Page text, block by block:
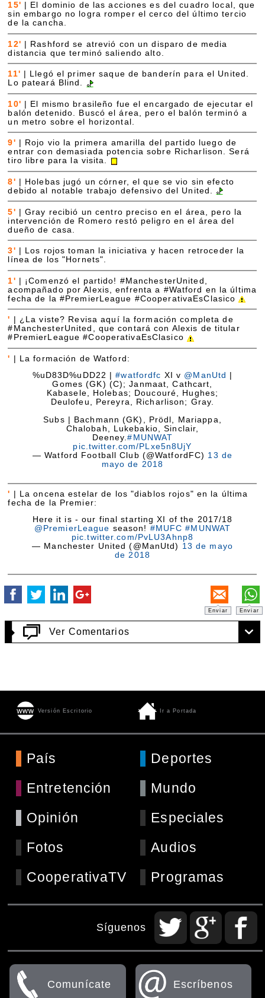
15'
El dominio de las acciones es del cuadro local, que
sin embargo no logra romper el cerco del último tercio
de la cancha.
12' | Rashford se atrevió con un disparo de media
distancia que terminó saliendo alto.
11'
Llegó el primer saque de banderín para el United.
Lo pateará Blind.
10'
El mismo brasileño fue el encargado de ejecutar el
balón detenido. Buscó el área, pero el balón terminó a
un metro sobre el horizontal.
9'
Rojo vio la primera amarilla del partido luego de
entrar con demasiada potencia sobre Richarlison. Será
tiro libre para la visita.
8'
Holebas jugó un córner, el que se vio sin efecto
debido al notable trabajo defensivo del United.
5' |Gray recibió un centro preciso en el área, pero la
intervención de Romero restó peligro en el área del
dueño de casa.
3'
Los rojos toman la iniciativa y hacen retroceder la
línea de los "Hornets".
1' | ¡Comenzó el partido! #ManchesterUnited,
acompañado por Alexis, enfrenta a #Watford en la última
fecha de la #PremierLeague #CooperativaEsClasico
'
¿La viste? Revisa aquí la formación completa de
#ManchesterUnited, que contará con Alexis de titular
#PremierLeague #CooperativaEsClasico
'
La formación de Watford:
%uD83D%uDD22 |#watfordfc XI v @ManUtd
Gomes (GK) (C); Janmaat, Cathcart,
Kabasele, Holebas; Doucouré, Hughes;
Deulofeu, Pereyra, Richarlison; Gray.
Subs | Bachmann (GK), Prödl, Mariappa,
Chalobah, Lukebakio, Sinclair,
Deeney.#MUNWAT
pic.twitter.com/PLxe5n8UjY
— Watford Football Club (@WatfordFC) 13 de
mayo de 2018
' | La oncena estelar de los "diablos rojos" en la última
fecha de la Premier:
Here it is - our final starting XI of the 2017/18
@PremierLeague season! #MUFC #MUNWAT
pic.twitter.com/PvLU3Ahnp8
— Manchester United (@ManUtd) 13 de mayo
de 2018
Enviar Enviar
Ver Comentarios
Versión Escritorio Ir a Portada
País
Deportes
Entretención
Mundo
Opinión
Especiales
Fotos
Audios
CooperativaTV
Programas
Síguenos
Comunícate Escríbenos